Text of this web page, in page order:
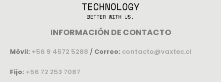
INFORMACIÓN DE CONTACTO
Móvil: +56 9 4572 5288 / Correo: contacto@vaxtec.cl
Fijo: +56 72 253 7087